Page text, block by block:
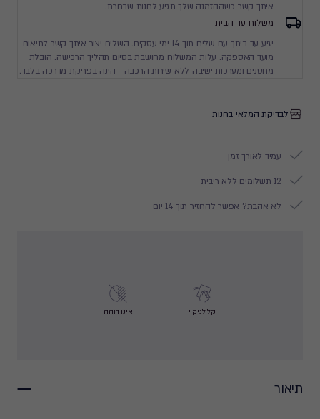
איתך קשר כשההזמנה שלך תגיע לחנות שבחרת.
משלוח עד הבית
יגיע עד ביתך עם שליח תוך 14 ימי עסקים. השליח יצור איתך קשר לתיאום
מועד האספקה. עלות המשלוח מחושבת בסיום תהליך הרכישה. הובלת
מחסנים ומערכות ישיבה ללא שירות הרכבה - הינה בפריקת מדרכה בלבד.
לבדיקת המלאי בחנות
עמיד לאורך זמן
12 תשלומים ללא ריבית
לא אהבת? אפשר להחזיר תוך 14 יום
קל לניקוי אינו דוהה
תיאור